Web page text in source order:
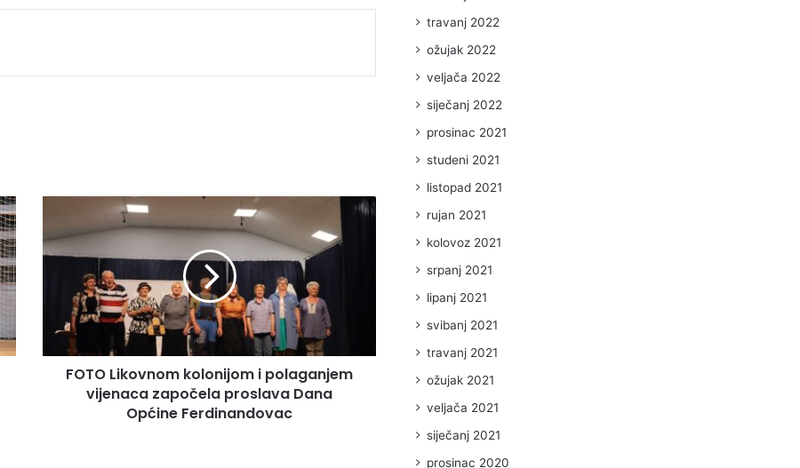
FOTO Likovnom kolonijom i polaganjem
vijenaca započela proslava Dana
Općine Ferdinandovac
travanj 2022
ožujak 2022
veljača 2022
siječanj 2022
prosinac 2021
studeni 2021
listopad 2021
rujan 2021
kolovoz 2021
srpanj 2021
lipanj 2021
svibanj 2021
travanj 2021
ožujak 2021
veljača 2021
siječanj 2021
prosinac 2020